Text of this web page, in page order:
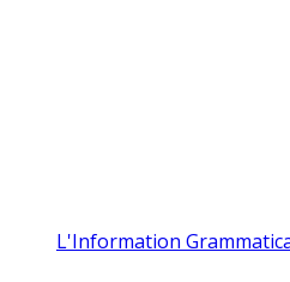
L'Information